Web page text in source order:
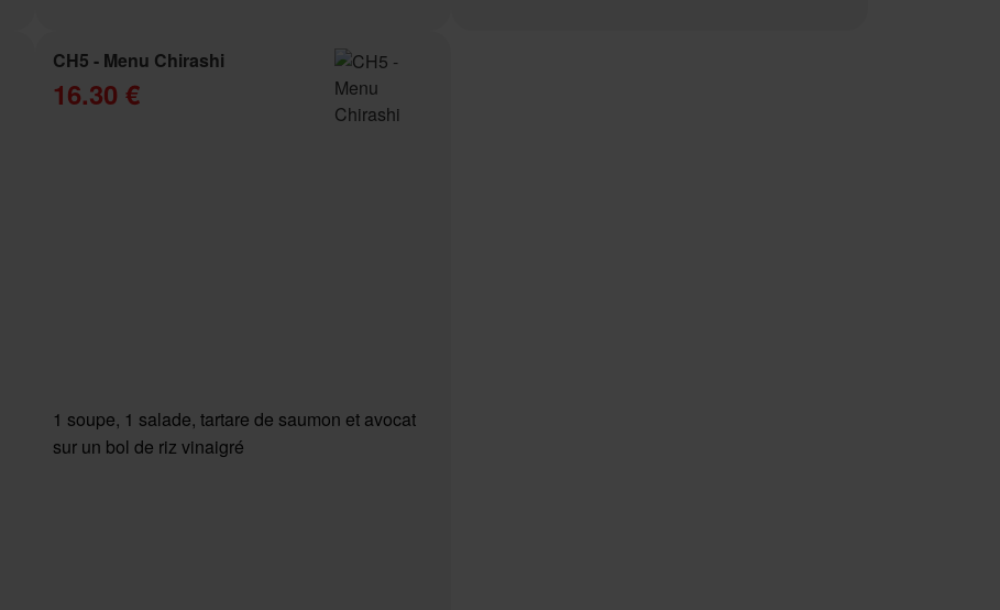
CH5 - Menu Chirashi
16.30 €
1 soupe, 1 salade, tartare de saumon et avocat
sur un bol de riz vinaigré